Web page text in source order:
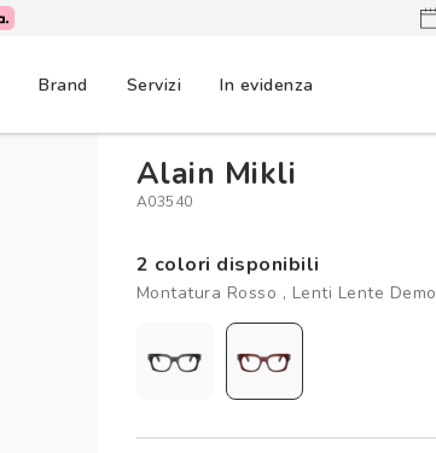
Brand Servizi In evidenza
Alain Mikli
A03540
2 colori disponibili
Montatura Rosso , Lenti Lente Demo